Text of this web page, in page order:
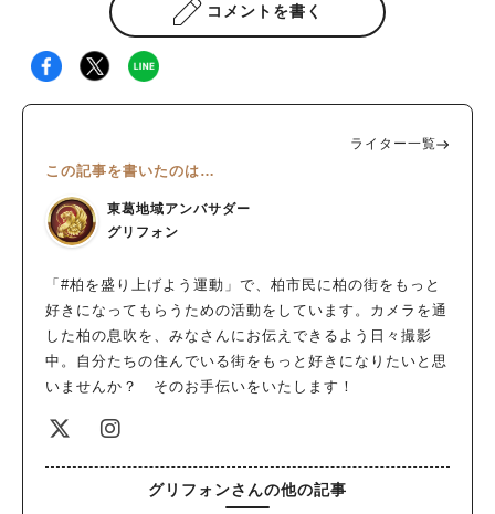
コメントを書く
ライター一覧
この記事を書いたのは…
東葛地域アンバサダー
グリフォン
「#柏を盛り上げよう運動」で、柏市民に柏の街をもっと
好きになってもらうための活動をしています。カメラを通
した柏の息吹を、みなさんにお伝えできるよう日々撮影
中。自分たちの住んでいる街をもっと好きになりたいと思
いませんか？ そのお手伝いをいたします！
グリフォンさんの他の記事